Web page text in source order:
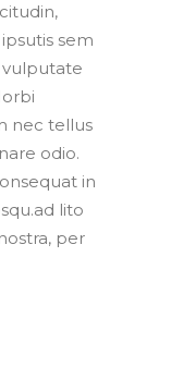
sem
vulputate
nec tellus
odio.
in
lito
per